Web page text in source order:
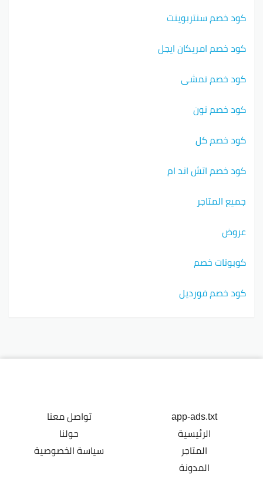
كود خصم سنتربوينت
كود خصم امريكان ايجل
كود خصم نمشي
كود خصم نون
كود خصم كل
كود خصم اتش اند ام
جميع المتاجر
عروض
كوبونات خصم
كود خصم فورديل
app-ads.txt
الرئيسية
المتاجر
المدونة
تواصل معنا
حولنا
سياسة الخصوصية